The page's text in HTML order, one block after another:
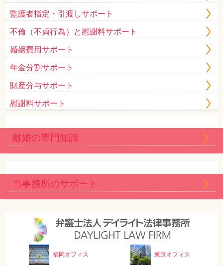
監護者指定・引渡しサポート
不倫（不貞行為）と慰謝料サポート
婚姻費用サポート
年金分割サポート
財産分与サポート
慰謝料サポート
離婚の専門知識
当事務所のサポート
福岡オフィス 東京オフィス